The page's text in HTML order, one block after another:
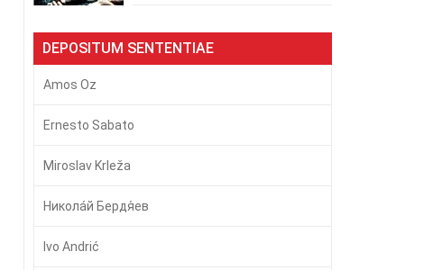
DEPOSITUM SENTENTIAE
Amos Oz
Ernesto Sabato
Miroslav Krleža
Никола́й Бердя́ев
Ivo Andrić